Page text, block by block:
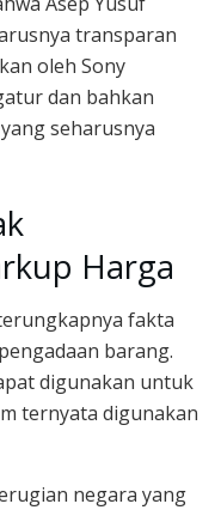
transparan
oleh Sony
dan bahkan
seharusnya
Harga
fakta
barang.
digunakan untuk
ternyata digunakan
negara yang